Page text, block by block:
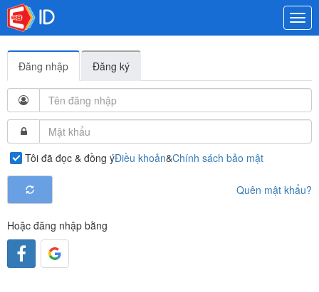
Đăng nhập Đăng ký
Tôi đã đọc & đồng ýĐiều khoản&Chính sách bảo mật
Quên mật khẩu?
Hoặc đăng nhập bằng